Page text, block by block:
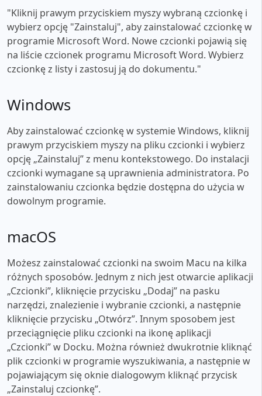
"Kliknij prawym przyciskiem myszy wybraną czcionkę i
wybierz opcję "Zainstaluj", aby zainstalować czcionkę w
programie Microsoft Word. Nowe czcionki pojawią się
na liście czcionek programu Microsoft Word. Wybierz
czcionkę z listy i zastosuj ją do dokumentu."
Windows
Aby zainstalować czcionkę w systemie Windows, kliknij
prawym przyciskiem myszy na pliku czcionki i wybierz
opcję „Zainstaluj” z menu kontekstowego. Do instalacji
czcionki wymagane są uprawnienia administratora. Po
zainstalowaniu czcionka będzie dostępna do użycia w
dowolnym programie.
macOS
Możesz zainstalować czcionki na swoim Macu na kilka
różnych sposobów. Jednym z nich jest otwarcie aplikacji
„Czcionki”, kliknięcie przycisku „Dodaj” na pasku
narzędzi, znalezienie i wybranie czcionki, a następnie
kliknięcie przycisku „Otwórz”. Innym sposobem jest
przeciągnięcie pliku czcionki na ikonę aplikacji
„Czcionki” w Docku. Można również dwukrotnie kliknąć
plik czcionki w programie wyszukiwania, a następnie w
pojawiającym się oknie dialogowym kliknąć przycisk
„Zainstaluj czcionkę”.